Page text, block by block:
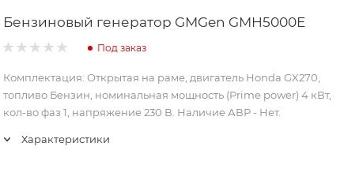
Бензиновый генератор GMGen GMH5000E
Под заказ
Комплектация: Открытая на раме, двигатель Honda GX270,
топливо Бензин, номинальная мощность (Prime power) 4 кВт,
кол-во фаз 1, напряжение 230 В. Наличие АВР - Нет.
Характеристики